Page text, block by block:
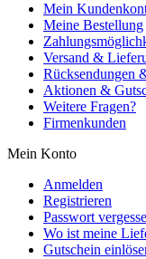
Mein
Meine Bestellung
Versand &
Rücksendungen
Aktionen &
Weitere Fragen?
Firmenkunden
Mein Konto
Anmelden
Registrieren
Passwort
Wo ist meine
Gutschein